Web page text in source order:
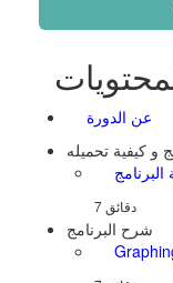
عن الدورة
و كيفية تحميله
شرح البرنامج